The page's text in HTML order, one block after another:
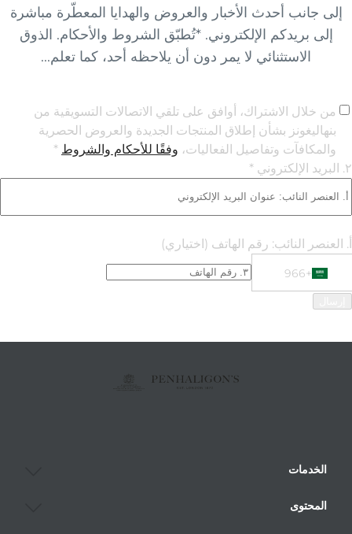
إلى جانب أحدث الأخبار والعروض والهدايا المعطّرة مباشرة
إلى بريدكم الإلكتروني. *تُطبّق الشروط والأحكام. الذوق
الاستثنائي لا يمر دون أن يلاحظه أحد، كما تعلم...
من خلال الاشتراك، أوافق على تلقي الاتصالات التسويقية من
بنهاليغونز بشأن إطلاق المنتجات الجديدة والعروض الحصرية
والمكافآت وتفاصيل الفعاليات، وفقًا للأحكام والشروط *
٢. البريد الإلكتروني *
أ. العنصر النائب: رقم الهاتف (اختياري)
+966
+966 Saudi Arabia (‫المملكة العربية السعودية‬‎)
Phone Number
الخدمات
المحتوى